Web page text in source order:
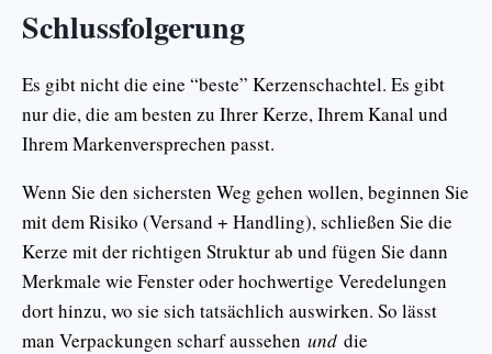
Schlussfolgerung
Es gibt nicht die eine “beste” Kerzenschachtel. Es gibt
nur die, die am besten zu Ihrer Kerze, Ihrem Kanal und
Ihrem Markenversprechen passt.
Wenn Sie den sichersten Weg gehen wollen, beginnen Sie
mit dem Risiko (Versand + Handling), schließen Sie die
Kerze mit der richtigen Struktur ab und fügen Sie dann
Merkmale wie Fenster oder hochwertige Veredelungen
dort hinzu, wo sie sich tatsächlich auswirken. So lässt
man Verpackungen scharf aussehen und die